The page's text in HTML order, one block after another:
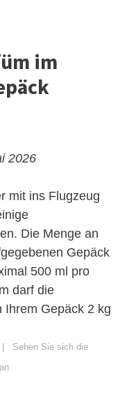
im
2026
mit ins Flugzeug
Die Menge an
Gepäck
500 ml pro
darf die
Ihrem Gepäck 2 kg
Sehen Sie sich die